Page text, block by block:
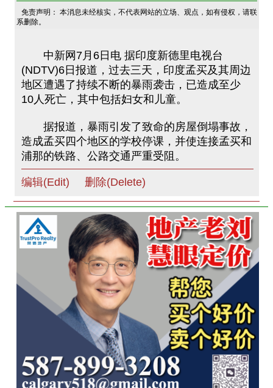
免责声明： 本消息未经核实，不代表网站的立场、观点，如有侵权，请联
系删除。
中新网7月6日电 据印度新德里电视台
(NDTV)6日报道，过去三天，印度孟买及其周边
地区遭遇了持续不断的暴雨袭击，已造成至少
10人死亡，其中包括妇女和儿童。
据报道，暴雨引发了致命的房屋倒塌事故，
造成孟买四个地区的学校停课，并使连接孟买和
浦那的铁路、公路交通严重受阻。
编辑(Edit) 删除(Delete)